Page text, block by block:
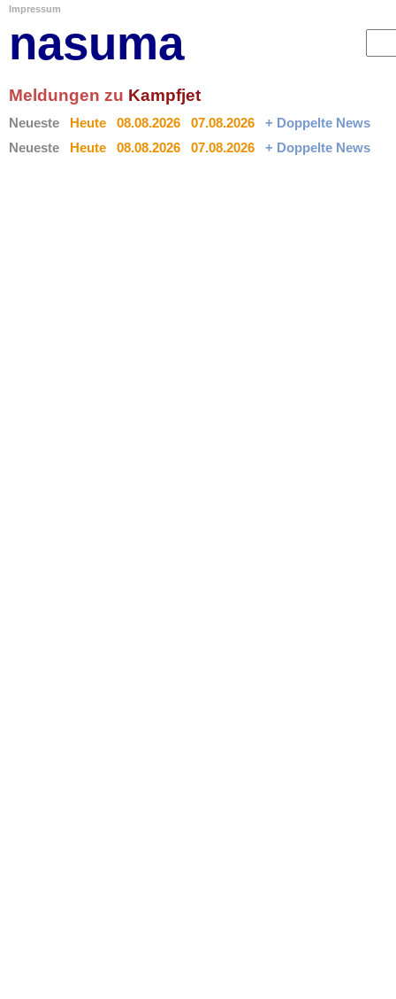
Impressum
nasuma
Meldungen zu Kampfjet
Neueste Heute 08.08.2026 07.08.2026
+ Doppelte News
Neueste
Heute 08.08.2026 07.08.2026 + Doppelte News